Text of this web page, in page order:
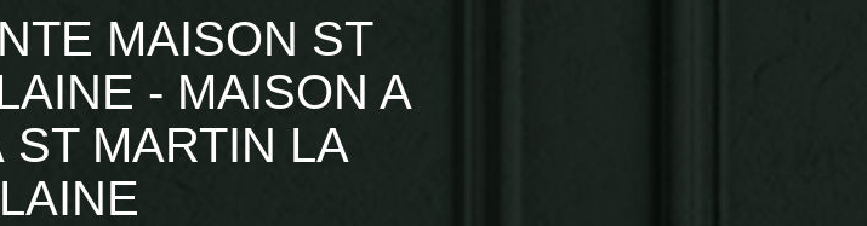
MAISON ST
- MAISON A
MARTIN LA